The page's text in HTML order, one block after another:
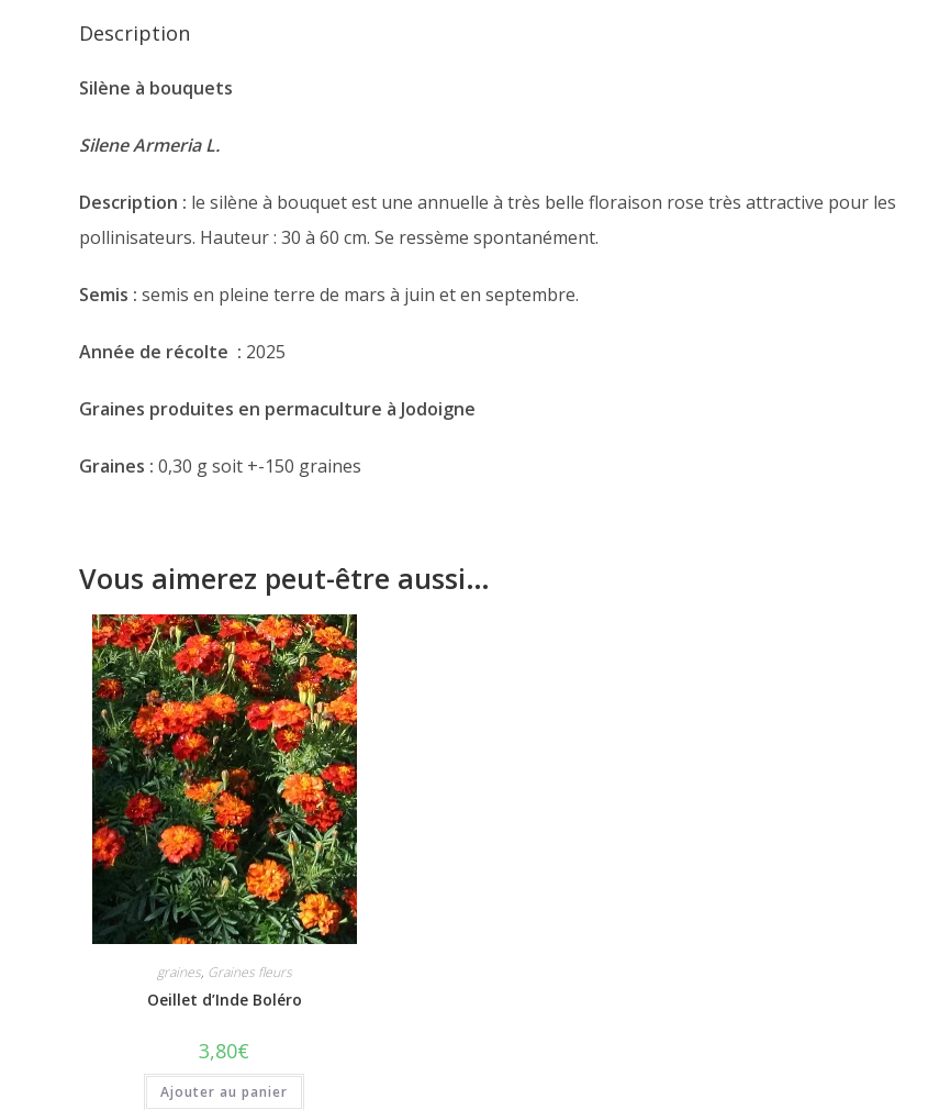
Description
Silène à bouquets
Silene Armeria L.
Description : le silène à bouquet est une annuelle à très belle floraison rose très attractive pour les
pollinisateurs. Hauteur : 30 à 60 cm. Se ressème spontanément.
Semis : semis en pleine terre de mars à juin et en septembre.
Année de récolte : 2025
Graines produites en permaculture à Jodoigne
Graines : 0,30 g soit +-150 graines
Vous aimerez peut-être aussi…
graines, Graines fleurs
Oeillet d’Inde Boléro
3,80€
Ajouter au panier